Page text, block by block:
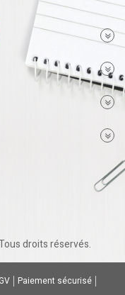
droits réservés.
Paiement sécurisé